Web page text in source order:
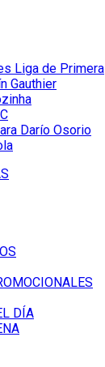
Liga de Primera
Gauthier
Darío Osorio
DÍA